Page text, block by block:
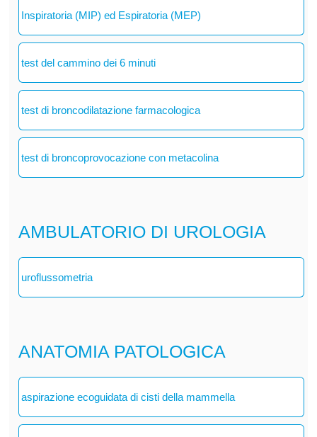
Inspiratoria (MIP) ed Espiratoria (MEP)
test del cammino dei 6 minuti
test di broncodilatazione farmacologica
test di broncoprovocazione con metacolina
AMBULATORIO DI UROLOGIA
uroflussometria
ANATOMIA PATOLOGICA
aspirazione ecoguidata di cisti della mammella